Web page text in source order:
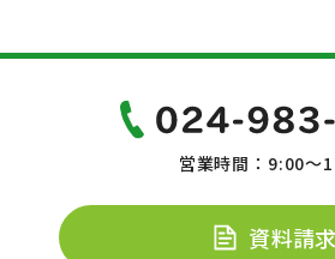
営業時間：9:00～
資料請求